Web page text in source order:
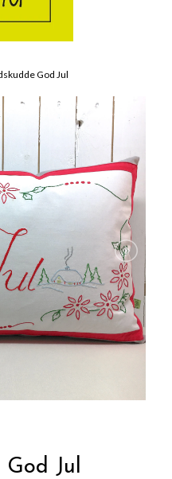
God Jul
God Jul